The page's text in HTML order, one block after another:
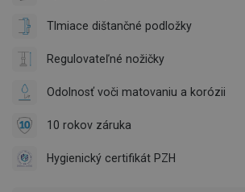
Tlmiace dištančné podložky
Regulovateľné nožičky
Odolnosť voči matovaniu a korózii
10 rokov záruka
Hygienický certifikát PZH